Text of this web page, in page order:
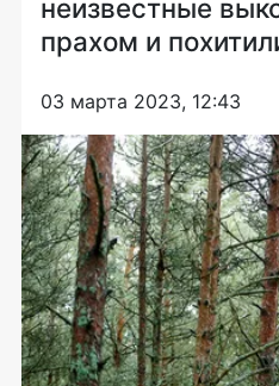
неизвестные
прахом и
03 марта 2023, 12:43